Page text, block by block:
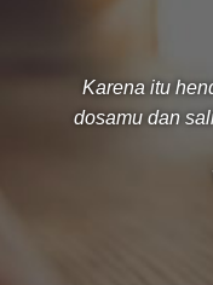
Karena itu
dosamu dan